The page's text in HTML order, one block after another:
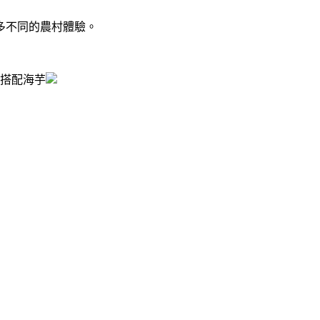
同的農村體驗。
配海芋